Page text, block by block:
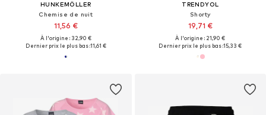
HUNKEMÖLLER
Chemise de nuit
11,56 €
À l'origine : 32,90 €
Dernier prix le plus bas :11,61 €
TRENDYOL
Shorty
19,71 €
À l'origine : 21,90 €
Dernier prix le plus bas :15,33 €